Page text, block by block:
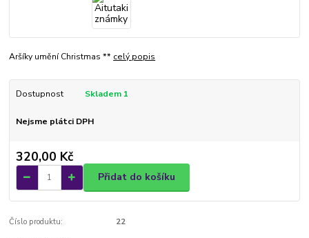
Aršíky umění Christmas ** celý popis
Dostupnost Skladem 1
Nejsme plátci DPH
320,00 Kč
Přidat do košíku
Číslo produktu: 22